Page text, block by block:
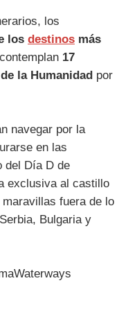
los
los destinos más
17
la Humanidad por
navegar por la
en las
del Día D de
exclusiva al castillo
fuera de lo
Bulgaria y